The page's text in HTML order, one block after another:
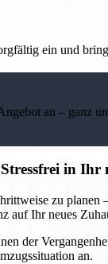
ein und
an – ganz
in Ihr
zu
auf Ihr neues
der
an.